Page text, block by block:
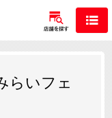
らいフェ